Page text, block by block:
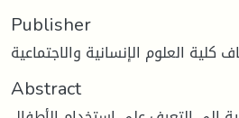
Publisher
العلوم الإنسانية والاجتماعية
Abstract